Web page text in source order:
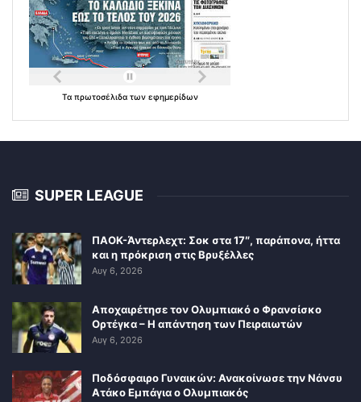
Τα πρωτοσέλιδα των εφημερίδων
SUPER LEAGUE
ΠΑΟΚ-Άντερλεχτ: Σοκ στα 17″, παράπονα, ήττα
και η πρόκριση στις Βρυξέλλες
Αυγ 6, 2026
Αποχαιρέτησε τον Ολυμπιακό ο Φρανσίσκο
Ορτέγκα – Η απάντηση των Πειραιωτών
Αυγ 6, 2026
Ποδόσφαιρο Γυναικών: Ανακοίνωσε την Νάνσυ
Ατάκο Εμπάγια ο Ολυμπιακός